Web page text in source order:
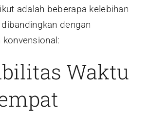
adalah beberapa kelebihan
dengan
Waktu